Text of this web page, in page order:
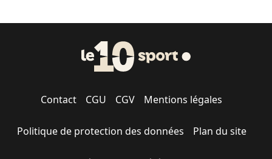
Contact CGU CGV Mentions légales
Politique de protection des données Plan du site